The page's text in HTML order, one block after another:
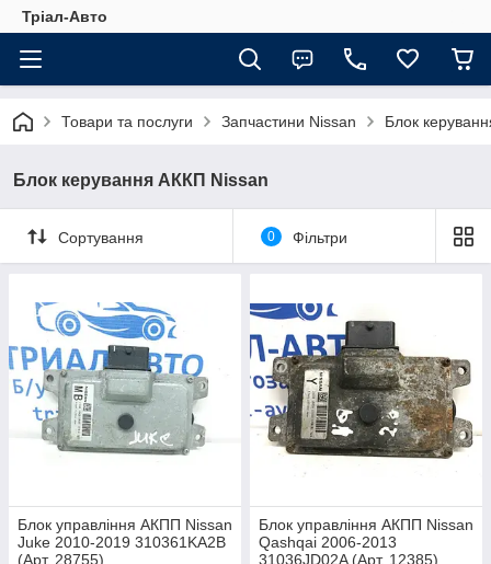
Тріал-Авто
Товари та послуги Запчастини Nissan Блок
Блок керування АККП Nissan
Сортування 0 Фільтри
Блок управління АКПП Nissan
Juke 2010-2019 310361KA2B
(Арт. 28755)
Блок управління АКПП Nissan
Qashqai 2006-2013
31036JD02A (Арт. 12385)